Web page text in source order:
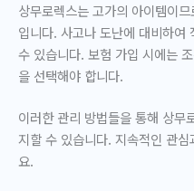
상무로렉스는 고가의 아이템이
입니다. 사고나 도난에 대비하여
수 있습니다. 보험 가입 시에는
을 선택해야 합니다.
이러한 관리 방법들을 통해 상무
지할 수 있습니다. 지속적인 관
요.